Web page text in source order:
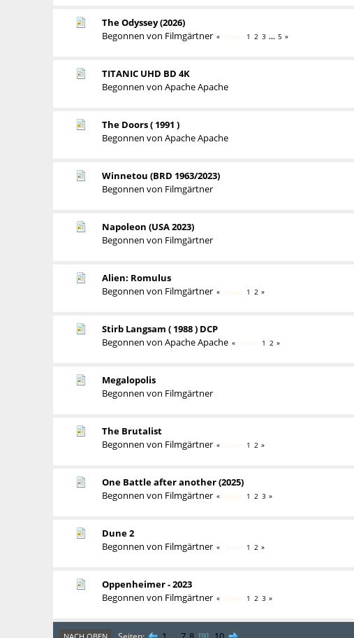
The Odyssey (2026)
Begonnen von Filmgärtner Seiten 1 2 3 ... 5
TITANIC UHD BD 4K
Begonnen von Apache Apache
The Doors ( 1991 )
Begonnen von Apache Apache
Winnetou (BRD 1963/2023)
Begonnen von Filmgärtner
Napoleon (USA 2023)
Begonnen von Filmgärtner
Alien: Romulus
Begonnen von Filmgärtner Seiten 1 2
Stirb Langsam ( 1988 ) DCP
Begonnen von Apache Apache Seiten 1 2
Megalopolis
Begonnen von Filmgärtner
The Brutalist
Begonnen von Filmgärtner Seiten 1 2
One Battle after another (2025)
Begonnen von Filmgärtner Seiten 1 2 3
Dune 2
Begonnen von Filmgärtner Seiten 1 2
Oppenheimer - 2023
Begonnen von Filmgärtner Seiten 1 2 3